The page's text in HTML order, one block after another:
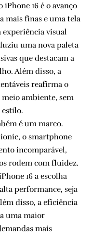
16 é o avanço
mais finas e uma tela
visual
uma nova paleta
que destacam a
Além disso, a
reafirma o
ambiente, sem
é um marco.
o smartphone
incomparável,
rodem com fluidez.
16 a escolha
performance, seja
disso, a eficiência
uma maior
mais